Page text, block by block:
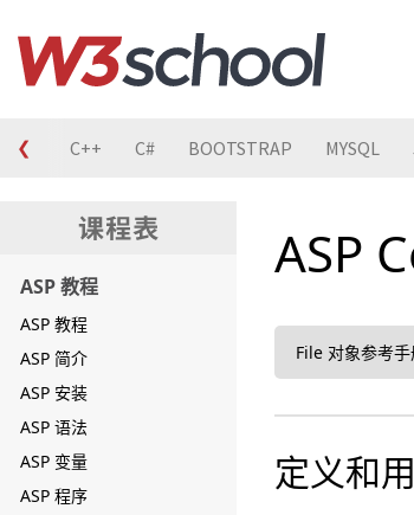
❮C C++ C# BOOTSTRAP MYSQL
ASP 教程
ASP 教程
ASP 简介
ASP 安装
ASP 语法
ASP 变量
ASP 程序
ASP
File 对象参考
定义和